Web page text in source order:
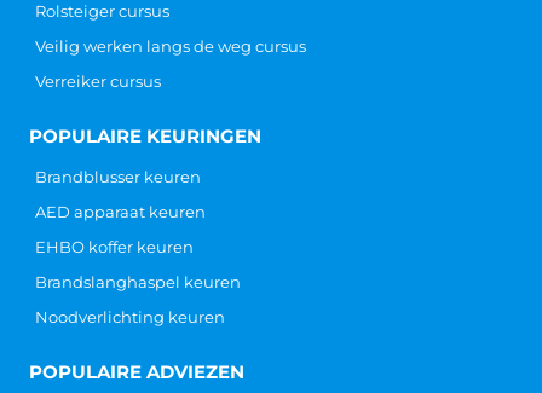
Rolsteiger cursus
Veilig werken langs de weg cursus
Verreiker cursus
POPULAIRE KEURINGEN
Brandblusser keuren
AED apparaat keuren
EHBO koffer keuren
Brandslanghaspel keuren
Noodverlichting keuren
POPULAIRE ADVIEZEN